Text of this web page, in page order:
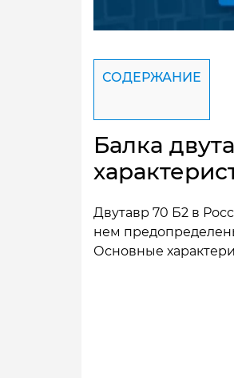
СОДЕРЖАНИЕ
Балка
Двутавр 70 Б2 в
нем
Основные